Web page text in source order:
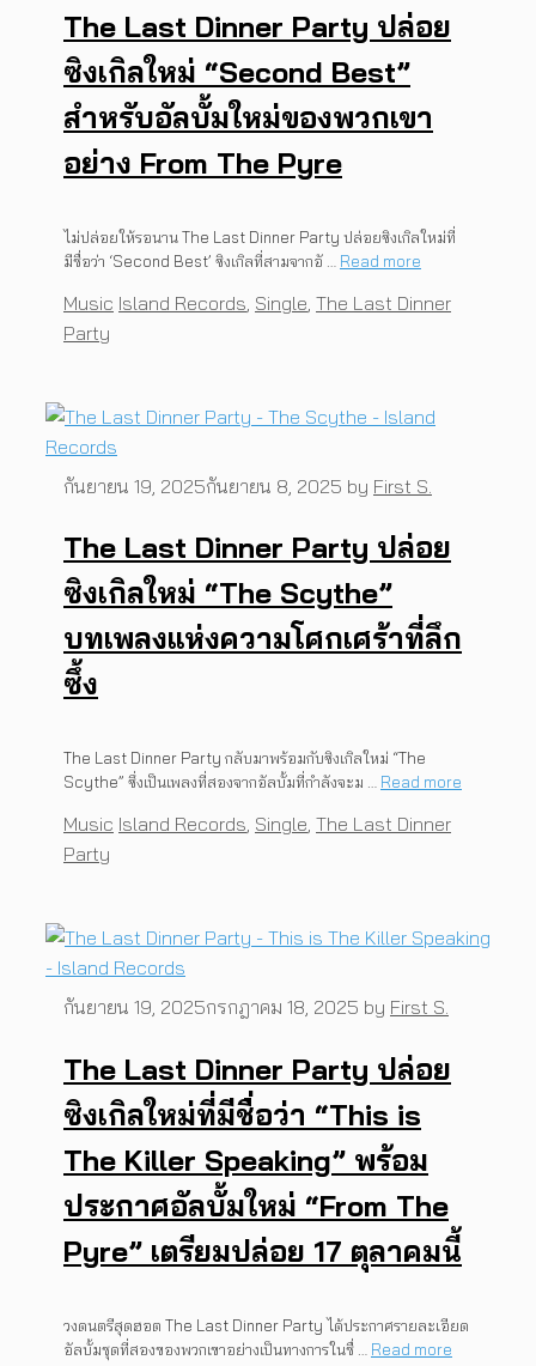
The Last Dinner Party ปล่อย
ซิงเกิลใหม่ “Second Best”
สำหรับอัลบั้มใหม่ของพวกเขา
อย่าง From The Pyre
ไม่ปล่อยให้รอนาน The Last Dinner Party ปล่อยซิงเกิลใหม่ที่
มีชื่อว่า ‘Second Best’ ซิงเกิลที่สามจากอั … Read more
Categories
Music Tags
Island Records Single The Last Dinner
Party
The Last Dinner Party ปล่อย
ซิงเกิลใหม่ “The Scythe”
บทเพลงแห่งความโศกเศร้าที่ลึก
ซึ้ง
กันยายน 19, 2025กันยายน 8, 2025 by First S.
The Last Dinner Party กลับมาพร้อมกับซิงเกิลใหม่ “The
Scythe” ซึ่งเป็นเพลงที่สองจากอัลบั้มที่กำลังจะม … Read more
Categories
Music Tags
Island Records Single The Last Dinner
Party
The Last Dinner Party ปล่อย
ซิงเกิลใหม่ที่มีชื่อว่า “This is
The Killer Speaking” พร้อม
ประกาศอัลบั้มใหม่ “From The
Pyre” เตรียมปล่อย 17 ตุลาคมนี้
กันยายน 19, 2025กรกฎาคม 18, 2025 by First S.
วงดนตรีสุดฮอต The Last Dinner Party ได้ประกาศรายละเอียด
อัลบั้มชุดที่สองของพวกเขาอย่างเป็นทางการในชื่ … Read more